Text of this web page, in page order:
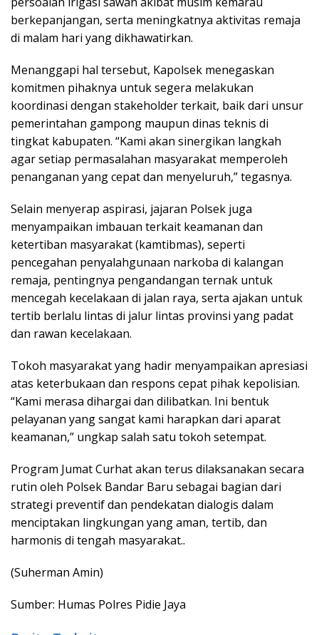
berkepanjangan, serta meningkatnya aktivitas remaja
di malam hari yang dikhawatirkan.
Menanggapi hal tersebut, Kapolsek menegaskan
komitmen pihaknya untuk segera melakukan
koordinasi dengan stakeholder terkait, baik dari unsur
pemerintahan gampong maupun dinas teknis di
tingkat kabupaten. “Kami akan sinergikan langkah
agar setiap permasalahan masyarakat memperoleh
penanganan yang cepat dan menyeluruh,” tegasnya.
Selain menyerap aspirasi, jajaran Polsek juga
menyampaikan imbauan terkait keamanan dan
ketertiban masyarakat (kamtibmas), seperti
pencegahan penyalahgunaan narkoba di kalangan
remaja, pentingnya pengandangan ternak untuk
mencegah kecelakaan di jalan raya, serta ajakan untuk
tertib berlalu lintas di jalur lintas provinsi yang padat
dan rawan kecelakaan.
Tokoh masyarakat yang hadir menyampaikan apresiasi
atas keterbukaan dan respons cepat pihak kepolisian.
“Kami merasa dihargai dan dilibatkan. Ini bentuk
pelayanan yang sangat kami harapkan dari aparat
keamanan,” ungkap salah satu tokoh setempat.
Program Jumat Curhat akan terus dilaksanakan secara
rutin oleh Polsek Bandar Baru sebagai bagian dari
strategi preventif dan pendekatan dialogis dalam
menciptakan lingkungan yang aman, tertib, dan
harmonis di tengah masyarakat..
(Suherman Amin)
Sumber: Humas Polres Pidie Jaya